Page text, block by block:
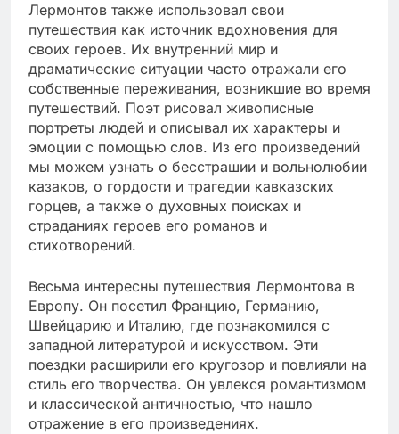
Лермонтов также использовал свои
путешествия как источник вдохновения для
своих героев. Их внутренний мир и
драматические ситуации часто отражали его
собственные переживания, возникшие во время
путешествий. Поэт рисовал живописные
портреты людей и описывал их характеры и
эмоции с помощью слов. Из его произведений
мы можем узнать о бесстрашии и вольнолюбии
казаков, о гордости и трагедии кавказских
горцев, а также о духовных поисках и
страданиях героев его романов и
стихотворений.
Весьма интересны путешествия Лермонтова в
Европу. Он посетил Францию, Германию,
Швейцарию и Италию, где познакомился с
западной литературой и искусством. Эти
поездки расширили его кругозор и повлияли на
стиль его творчества. Он увлекся романтизмом
и классической античностью, что нашло
отражение в его произведениях.